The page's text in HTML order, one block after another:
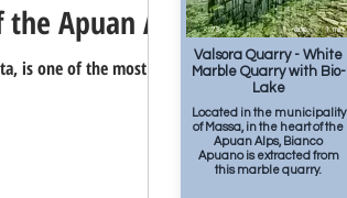
Apuan Alps
is one of the most
апр. 1 min
73
Valsora Quarry - White
Marble Quarry with Bio-
Lake
Located in the municipality
of Massa, in the heart of the
Apuan Alps, Bianco
Apuano is extracted from
this marble quarry.